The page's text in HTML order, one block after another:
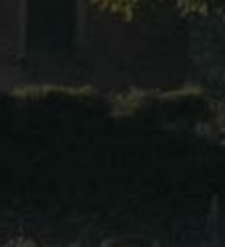
Site internet
http://